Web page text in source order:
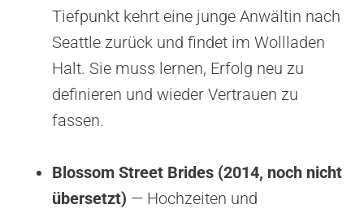
Tiefpunkt kehrt eine junge Anwältin nach
Seattle zurück und findet im Wollladen
Halt. Sie muss lernen, Erfolg neu zu
definieren und wieder Vertrauen zu
fassen.
Blossom Street Brides (2014, noch nicht
übersetzt) — Hochzeiten und